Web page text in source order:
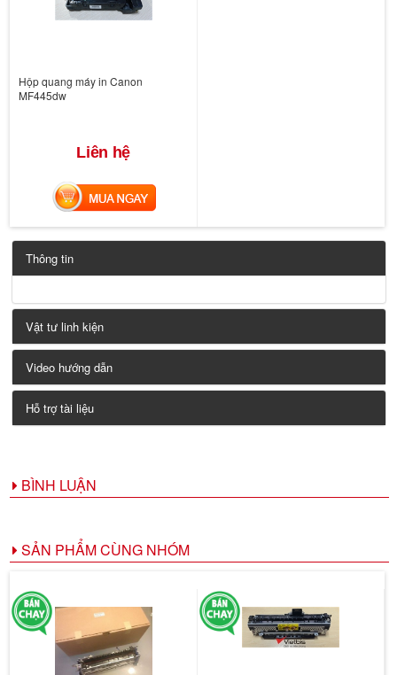
Hộp quang máy in Canon
MF445dw
Liên hệ
MUA NGAY
Thông tin
Vật tư linh kiện
Video hướng dẫn
Hỗ trợ tài liệu
BÌNH LUẬN
SẢN PHẨM CÙNG NHÓM